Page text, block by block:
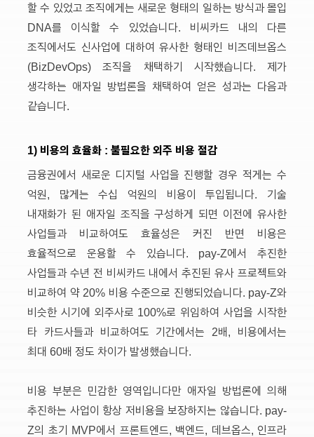
할 수 있었고 조직에게는 새로운 형태의 일하는 방식과 몰입
DNA를 이식할 수 있었습니다. 비씨카드 내의 다른
조직에서도 신사업에 대하여 유사한 형태인 비즈데브옵스
(BizDevOps) 조직을 채택하기 시작했습니다. 제가
생각하는 애자일 방법론을 채택하여 얻은 성과는 다음과
같습니다.
1) 비용의 효율화 : 불필요한 외주 비용 절감
금융권에서 새로운 디지털 사업을 진행할 경우 적게는 수
억원, 많게는 수십 억원의 비용이 투입됩니다. 기술
내재화가 된 애자일 조직을 구성하게 되면 이전에 유사한
사업들과 비교하여도 효율성은 커진 반면 비용은
효율적으로 운용할 수 있습니다. pay-Z에서 추진한
사업들과 수년 전 비씨카드 내에서 추진된 유사 프로젝트와
비교하여 약 20% 비용 수준으로 진행되었습니다. pay-Z와
비슷한 시기에 외주사로 100%로 위임하여 사업을 시작한
타 카드사들과 비교하여도 기간에서는 2배, 비용에서는
최대 60배 정도 차이가 발생했습니다.
비용 부분은 민감한 영역입니다만 애자일 방법론에 의해
추진하는 사업이 항상 저비용을 보장하지는 않습니다. pay-
Z의 초기 MVP에서 프론트엔드, 백엔드, 데브옵스, 인프라